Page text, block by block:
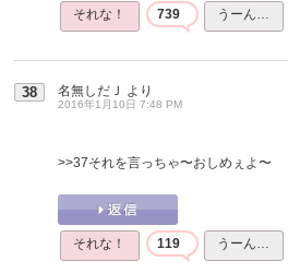
それな！ 739 うーん…
38 名無しだＪ より
2016年1月10日 7:48 PM
>>37それを言っちゃ〜おしめぇよ〜
それな！ 119 うーん…